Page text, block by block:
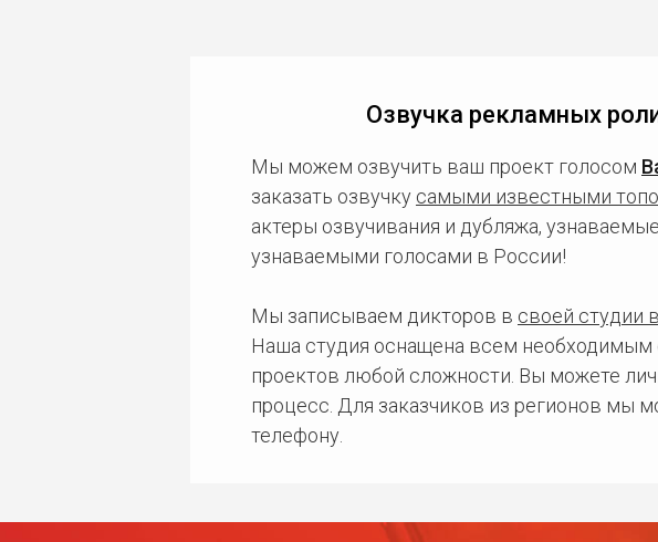
Озвучка рекламных
Мы можем озвучить ваш проект голосом
заказать озвучку самыми известными
актеры озвучивания и дубляжа,
узнаваемыми голосами в России!
Мы записываем дикторов в своей студии
Наша студия оснащена всем необходимым
проектов любой сложности. Вы можете
процесс. Для заказчиков из регионов мы
телефону.